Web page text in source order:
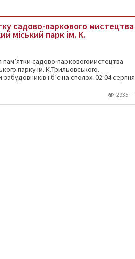
садово-паркового мистецтва
міський парк ім. К.
пам’ятки садово-парковогомистецтва
парку ім. К.Трильовського.
і б’є на сполох. 02-04 серпня
2935